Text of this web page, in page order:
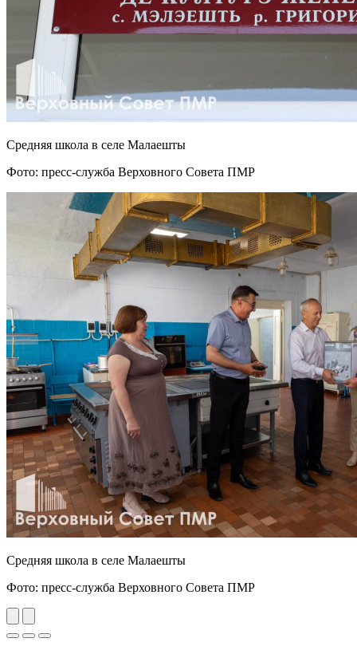
Средняя школа в селе Малаешты
Фото: пресс-служба Верховного Совета ПМР
Средняя школа в селе Малаешты
Фото: пресс-служба Верховного Совета ПМР
Previous
Next